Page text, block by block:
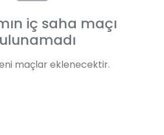
iç saha maçı
maçlar eklenecektir.